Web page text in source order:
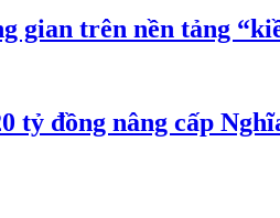
gian trên nền tảng
tỷ đồng nâng cấp